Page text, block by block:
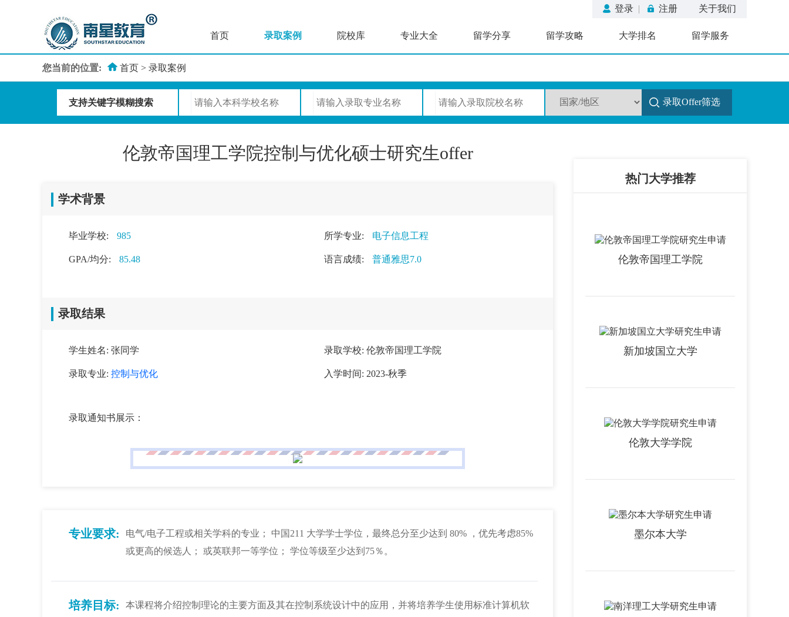
登录 | 注册 关于我们
首页 录取案例 院校库 专业大全 留学分享 留学攻略 大学排名 留学服务
您当前的位置: 首页 > 录取案例
支持关键字模糊搜索 录取Offer筛选
伦敦帝国理工学院控制与优化硕士研究生offer
学术背景
毕业学校: 985 所学专业: 电子信息工程
GPA/均分: 85.48 语言成绩: 普通雅思7.0
录取结果
学生姓名: 张同学 录取学校: 伦敦帝国理工学院
录取专业: 控制与优化 入学时间: 2023-秋季
录取通知书展示：
专业要求:
电气/电子工程或相关学科的专业； 中国211 大学学士学位，最终总分至少达到 80% ，优先考虑85%
或更高的候选人； 或英联邦一等学位； 学位等级至少达到75％。
培养目标:
本课程将介绍控制理论的主要方面及其在控制系统设计中的应用，并将培养学生使用标准计算机软
热门大学推荐
伦敦帝国理工学院
新加坡国立大学
伦敦大学学院
墨尔本大学